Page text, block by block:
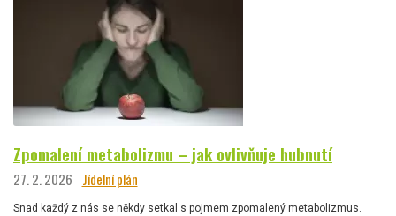
Zpomalení metabolizmu – jak ovlivňuje hubnutí
27. 2. 2026 Jídelní plán
Snad každý z nás se někdy setkal s pojmem zpomalený metabolizmus.